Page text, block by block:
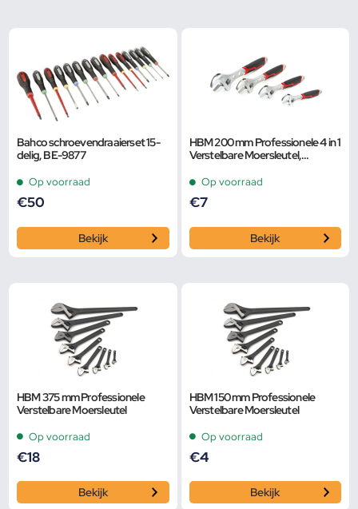
Bahco schroevendraaierset 15-
delig, BE-9877
Op voorraad
€50
Bekijk
HBM 200 mm Professionele 4 in 1
Verstelbare Moersleutel,
Op voorraad
€7
Bekijk
HBM 375 mm Professionele
Verstelbare Moersleutel
Op voorraad
€18
Bekijk
HBM 150 mm Professionele
Verstelbare Moersleutel
Op voorraad
€4
Bekijk